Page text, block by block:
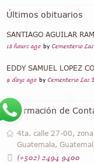
Últimos obituarios
SANTIAGO AGUILAR
18 hours ago by Cementerio
EDDY SAMUEL LOPEZ
9 days ago by Cementerio Las
Información de
4ta. calle 27-00,
Guatemala,
(+502) 2494 9400